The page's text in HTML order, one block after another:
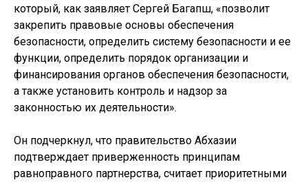
который, как заявляет Сергей Багапш, «позволит
закрепить правовые основы обеспечения
безопасности, определить систему безопасности и ее
функции, определить порядок организации и
финансирования органов обеспечения безопасности,
а также установить контроль и надзор за
законностью их деятельности».
Он подчеркнул, что правительство Абхазии
подтверждает приверженность принципам
равноправного партнерства, считает приоритетными